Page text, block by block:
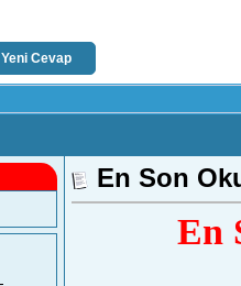
Yeni Cevap
En Son
En